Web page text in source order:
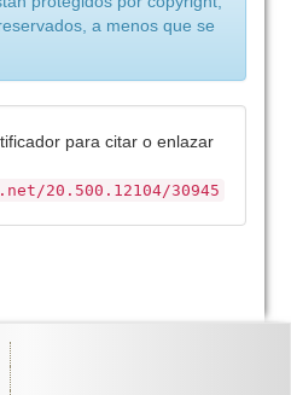
a menos que se
para citar o enlazar
20.500.12104/30945